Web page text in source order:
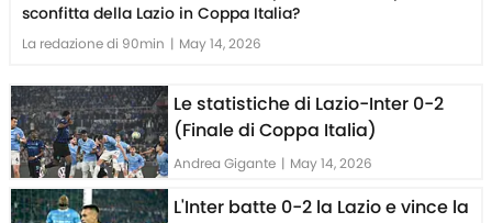
sconfitta della Lazio in Coppa Italia?
La redazione di 90min | May 14, 2026
Le statistiche di Lazio-Inter 0-2
(Finale di Coppa Italia)
Andrea Gigante | May 14, 2026
L'Inter batte 0-2 la Lazio e vince la